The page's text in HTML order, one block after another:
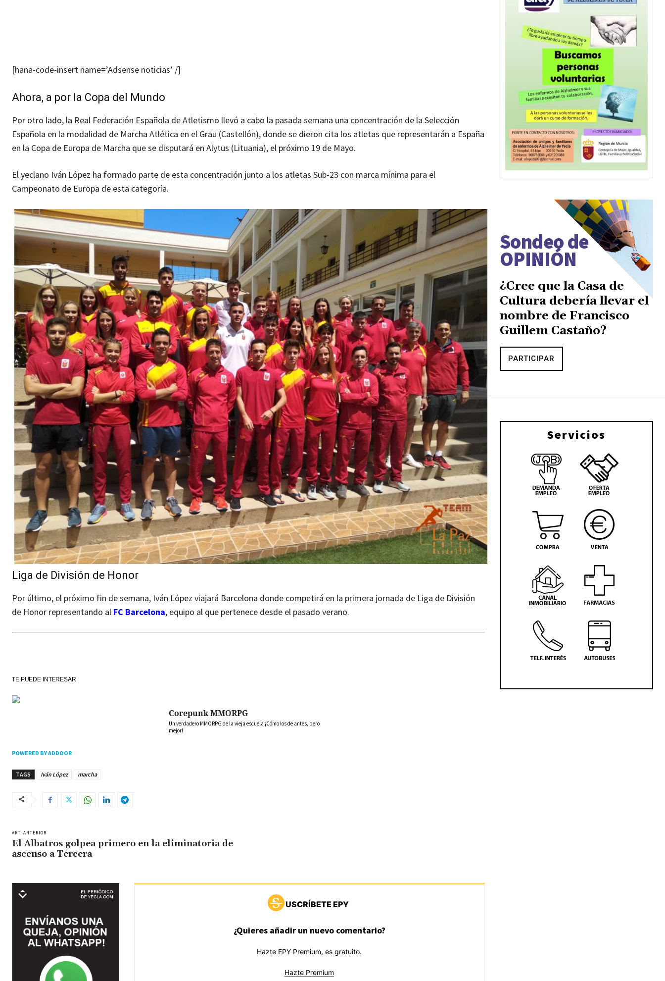
[hana-code-insert name=’Adsense noticias’ /]
Ahora, a por la Copa del Mundo
Por otro lado, la Real Federación Española de Atletismo llevó a cabo la pasada semana una concentración de la Selección
Española en la modalidad de Marcha Atlética en el Grau (Castellón), donde se dieron cita los atletas que representarán a España
en la Copa de Europa de Marcha que se disputará en Alytus (Lituania), el próximo 19 de Mayo.
El yeclano Iván López ha formado parte de esta concentración junto a los atletas Sub-23 con marca mínima para el
Campeonato de Europa de esta categoría.
Liga de División de Honor
Por último, el próximo fin de semana, Iván López viajará Barcelona donde competirá en la primera jornada de Liga de División
de Honor representando al FC Barcelona, equipo al que pertenece desde el pasado verano.
TE PUEDE INTERESAR
Corepunk MMORPG
Un verdadero MMORPG de la vieja escuela ¡Cómo los de antes, pero
mejor!
POWERED BY ADDOOR
TAGS Iván López marcha
ART. ANTERIOR
El Albatros golpea primero en la eliminatoria de
ascenso a Tercera
USCRÍBETE EPY
¿Quieres añadir un nuevo comentario?
Hazte EPY Premium, es gratuito.
Hazte Premium
Sondeo de
OPINIÓN
¿Cree que la Casa de
Cultura debería llevar el
nombre de Francisco
Guillem Castaño?
PARTICIPAR
Servicios